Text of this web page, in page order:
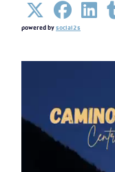
powered bysocial2s